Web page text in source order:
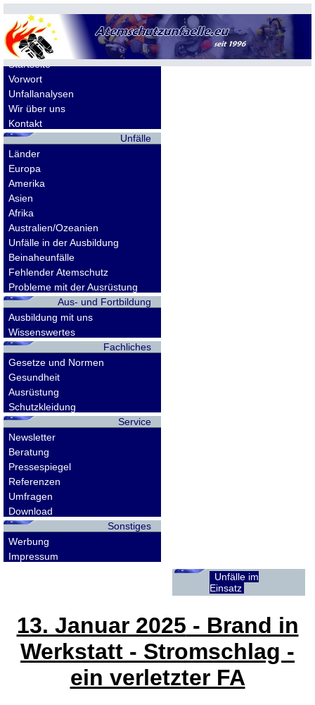
Allgemeines
Startseite
Vorwort
Unfallanalysen
Wir über uns
Kontakt
Unfälle
Länder
Europa
Amerika
Asien
Afrika
Australien/Ozeanien
Unfälle in der Ausbildung
Beinaheunfälle
Fehlender Atemschutz
Probleme mit der Ausrüstung
Aus- und Fortbildung
Ausbildung mit uns
Wissenswertes
Fachliches
Gesetze und Normen
Gesundheit
Ausrüstung
Schutzkleidung
Service
Newsletter
Beratung
Pressespiegel
Referenzen
Umfragen
Download
Sonstiges
Werbung
Impressum
Unfälle im
Einsatz
13. Januar 2025 - Brand in
Werkstatt - Stromschlag -
ein verletzter FA